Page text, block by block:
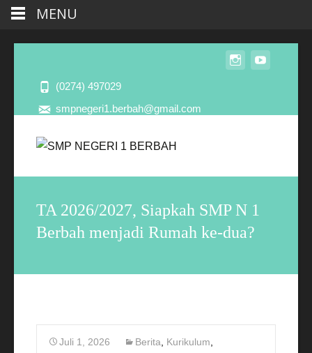
(0274) 497029
smpnegeri1.berbah@gmail.com
TA 2026/2027, Siapkah SMP N 1
Berbah menjadi Rumah ke-dua?
Juli 1, 2026 Berita Kurikulum
MENU